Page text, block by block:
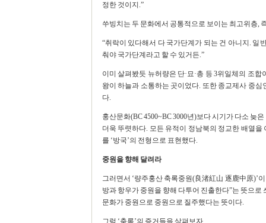
정한 것이지.”
쑤빙치는 두 문화에서 공통적으로 보이는 최고위층,
“취락이 있다해서 다 국가단계가 되는 건 아니지.
춰야 국가단계라고 할 수 있거든.”
이미 살펴봤듯 뉴허량은 단·묘·총 등 3위일체의 조
왕이 하늘과 소통하는 곳이었다. 또한 종교제사 중
다.
훙산문화(BC 4500~BC 3000년)보다 시기가 다소 늦
더욱 뚜렷하다. 모든 유적이 정남북의 정교한 배열
를 ‘방국’의 전형으로 표현했다.
중원을 향해 달려라
그러면서 ‘량주훙산 축록중원(良渚紅山 逐鹿中原)’
방과 항우가 중원을 향해 다투어 진출한다”는 뜻으
문화가 중원으로 중원으로 질주했다는 뜻이다.
그럼 ‘축록’의 증거들을 살펴보자.